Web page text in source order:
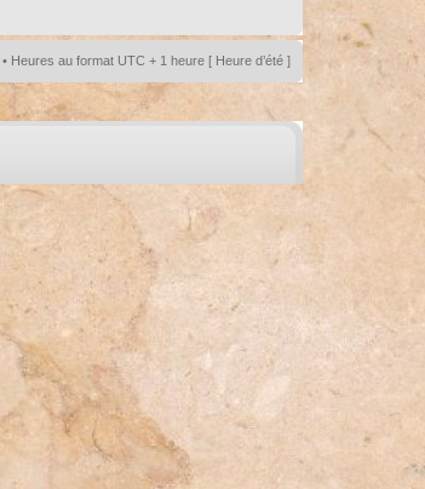
• Heures au format UTC + 1 heure [ Heure d’été ]